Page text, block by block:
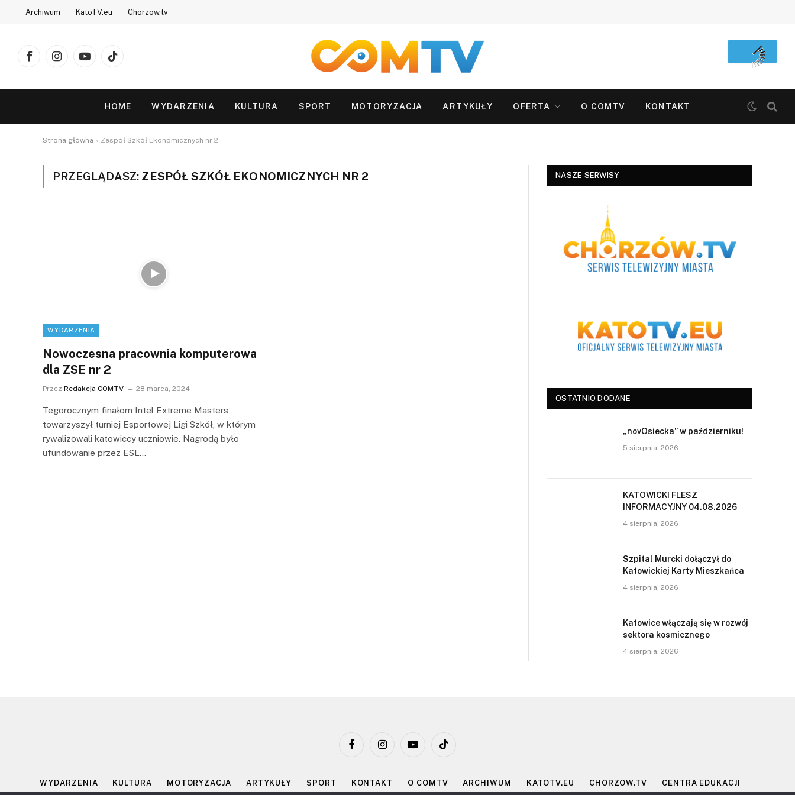
Archiwum KatoTV.eu Chorzow.tv
FacebookInstagramYouTubeTikTok
HOME WYDARZENIA KULTURA SPORT MOTORYZACJA ARTYKUŁY OFERTA O COMTV KONTAKT
Strona główna » Zespół Szkół Ekonomicznych nr 2
PRZEGLĄDASZ: ZESPÓŁ SZKÓŁ EKONOMICZNYCH NR 2
WYDARZENIA
Nowoczesna pracownia komputerowa
dla ZSE nr 2
Przez Redakcja COMTV 28 marca, 2024
Tegorocznym finałom Intel Extreme Masters
towarzyszył turniej Esportowej Ligi Szkół, w którym
rywalizowali katowiccy uczniowie. Nagrodą było
ufundowanie przez ESL…
NASZE SERWISY
OSTATNIO DODANE
„novOsiecka” w październiku!
5 sierpnia, 2026
KATOWICKI FLESZ
INFORMACYJNY 04.08.2026
4 sierpnia, 2026
Szpital Murcki dołączył do
Katowickiej Karty Mieszkańca
4 sierpnia, 2026
Katowice włączają się w rozwój
sektora kosmicznego
4 sierpnia, 2026
FacebookInstagramYouTubeTikTok
WYDARZENIA KULTURA MOTORYZACJA ARTYKUŁY SPORT KONTAKT O COMTV ARCHIWUM KATOTV.EU CHORZOW.TV CENTRA EDUKACJI